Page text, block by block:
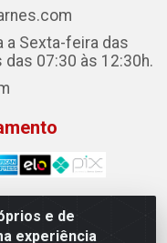
e de
experiência
a Sexta-feira das
das 07:30 às 12:30h.
Alimentos LTDA -